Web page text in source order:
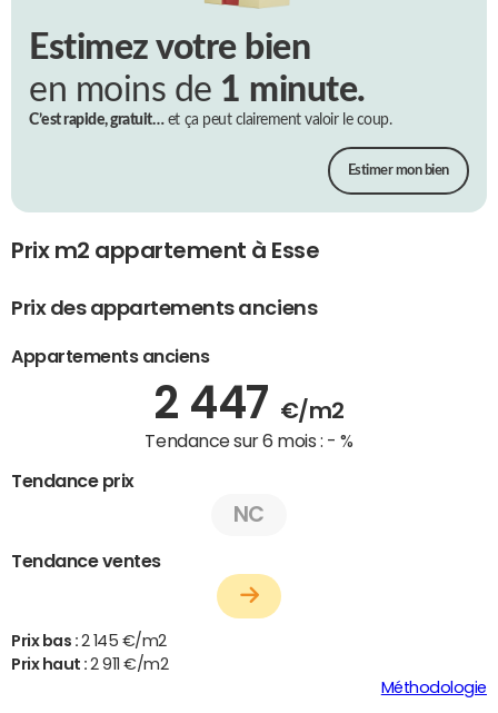
Estimez votre bien
en moins de 1 minute.
C’est rapide, gratuit…et ça peut clairement valoir le coup.
Estimer mon bien
Prix m2 appartement à Esse
Prix des appartements anciens
Appartements anciens
2 447 €/m2
Tendance sur 6 mois : - %
Tendance prix
NC
Tendance ventes
Prix bas : 2 145 €/m2
Prix haut :2 911 €/m2
Méthodologie